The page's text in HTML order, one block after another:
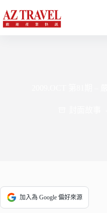
至
主
加入為 Google 偏好來源